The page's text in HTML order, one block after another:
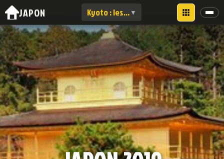
JAPON Kyoto : les pavillons d'argent et d'or
▼